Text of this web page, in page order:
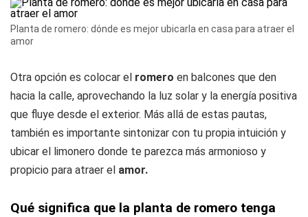
Planta de romero: dónde es mejor ubicarla en casa para atraer el
amor
Otra opción es colocar el romero en balcones que den
hacia la calle, aprovechando la luz solar y la energía positiva
que fluye desde el exterior. Más allá de estas pautas,
también es importante sintonizar con tu propia intuición y
ubicar el limonero donde te parezca más armonioso y
propicio para atraer el amor.
Qué significa que la planta de romero tenga